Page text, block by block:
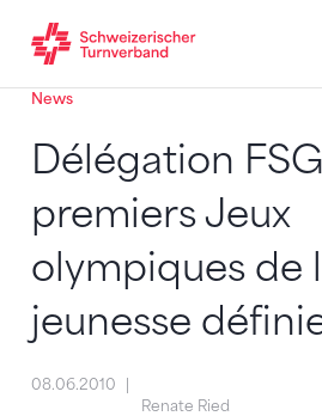
Zum Inhalt springen
Zur Sitemap navigieren
Zum Navigieren dieser Seite
News
Délégation
premiers Jeux
olympiques de
jeunesse
08.06.2010
Renate Ried